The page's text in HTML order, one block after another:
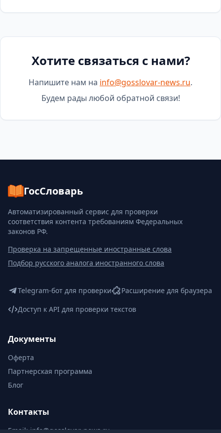
Хотите связаться с нами?
Напишите нам на info@gosslovar-news.ru.
Будем рады любой обратной связи!
ГосСловарь
Автоматизированный сервис для проверки
соответствия контента требованиям Федеральных
законов РФ.
Проверка на запрещенные иностранные слова
Подбор русского аналога иностранного слова
Telegram-бот для проверки
Расширение для браузера
Доступ к API для проверки текстов
Документы
Оферта
Партнерская программа
Блог
Контакты
Email: info@gosslovar-news.ru